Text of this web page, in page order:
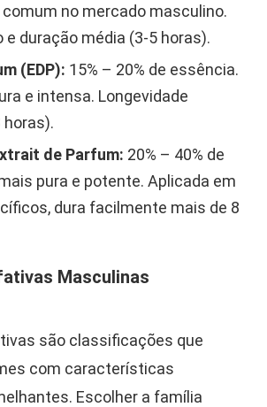
no mercado masculino.
e duração média (3-5 horas).
(EDP): 15% – 20% de essência.
e intensa. Longevidade
horas).
de Parfum: 20% – 40% de
pura e potente. Aplicada em
dura facilmente mais de 8
Masculinas
são classificações que
com características
Escolher a família